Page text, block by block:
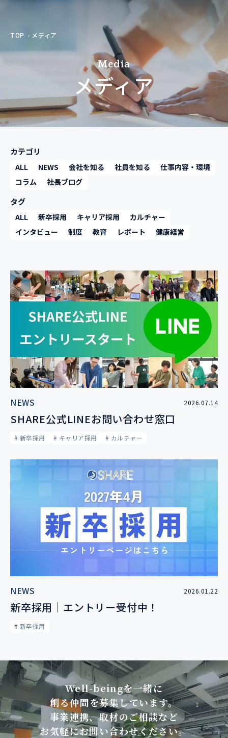
TOP メディア
Media
メディア
カテゴリ
ALL NEWS 会社を知る 社員を知る
仕事内容・環境
コラム
社長ブログ
タグ
ALL 新卒採用 キャリア採用
カルチャー
インタビュー
制度 教育 レポート 健康経営
NEWS 2026.07.14
SHARE公式LINEお問い合わせ窓口
# 新卒採用 # キャリア採用 # カルチャー
NEWS 2026.01.22
新卒採用｜エントリー受付中！
# 新卒採用
Well-beingを一緒に
創る仲間を募集しています。
事業連携、取材のご相談など
お気軽にお問い合わせください。